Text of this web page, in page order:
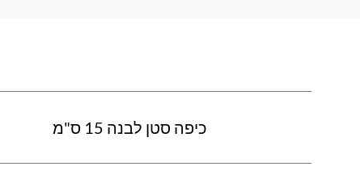
כיפה סטן לבנה 15 ס"מ